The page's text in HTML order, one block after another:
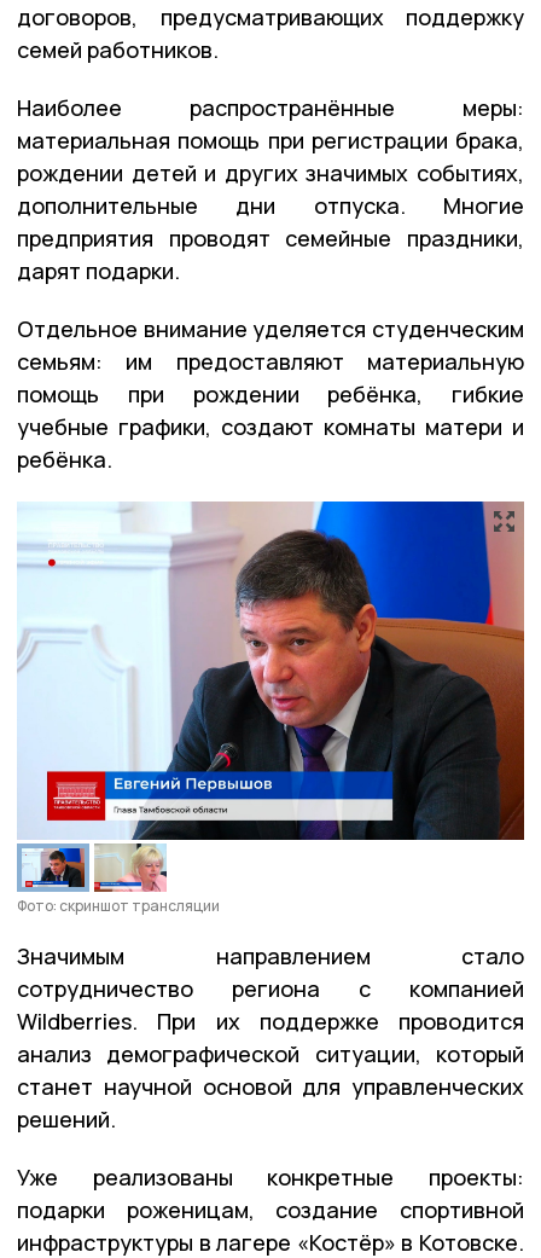
договоров, предусматривающих поддержку
семей работников.
Наиболее распространённые меры:
материальная помощь при регистрации брака,
рождении детей и других значимых событиях,
дополнительные дни отпуска. Многие
предприятия проводят семейные праздники,
дарят подарки.
Отдельное внимание уделяется студенческим
семьям: им предоставляют материальную
помощь при рождении ребёнка, гибкие
учебные графики, создают комнаты матери и
ребёнка.
Фото: скриншот трансляции
Значимым направлением стало
сотрудничество региона с компанией
Wildberries. При их поддержке проводится
анализ демографической ситуации, который
станет научной основой для управленческих
решений.
Уже реализованы конкретные проекты:
подарки роженицам, создание спортивной
инфраструктуры в лагере «Костёр» в Котовске.